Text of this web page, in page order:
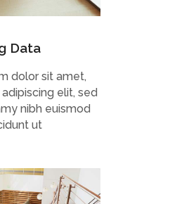
Data
dolor sit amet,
elit, sed
nibh euismod
ut